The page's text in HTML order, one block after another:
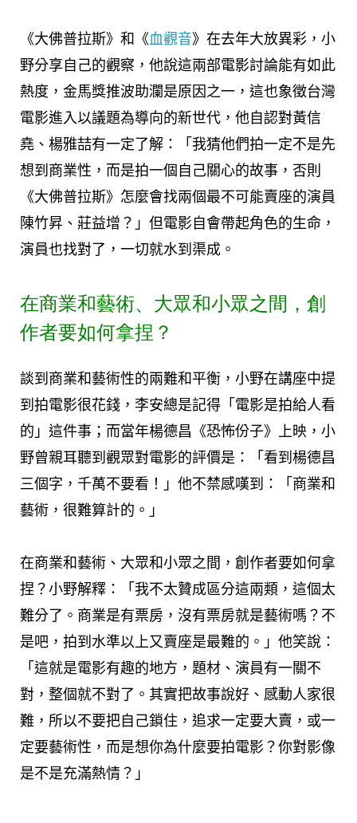
《大佛普拉斯》和《血觀音》在去年大放異彩，小
野分享自己的觀察，他說這兩部電影討論能有如此
熱度，金馬獎推波助瀾是原因之一，這也象徵台灣
電影進入以議題為導向的新世代，他自認對黃信
堯、楊雅喆有一定了解：「我猜他們拍一定不是先
想到商業性，而是拍一個自己關心的故事，否則
《大佛普拉斯》怎麼會找兩個最不可能賣座的演員
陳竹昇、莊益增？」但電影自會帶起角色的生命，
演員也找對了，一切就水到渠成。
在商業和藝術、大眾和小眾之間，創
作者要如何拿捏？
談到商業和藝術性的兩難和平衡，小野在講座中提
到拍電影很花錢，李安總是記得「電影是拍給人看
的」這件事；而當年楊德昌《恐怖份子》上映，小
野曾親耳聽到觀眾對電影的評價是：「看到楊德昌
三個字，千萬不要看！」他不禁感嘆到：「商業和
藝術，很難算計的。」
在商業和藝術、大眾和小眾之間，創作者要如何拿
捏？小野解釋：「我不太贊成區分這兩類，這個太
難分了。商業是有票房，沒有票房就是藝術嗎？不
是吧，拍到水準以上又賣座是最難的。」他笑說：
「這就是電影有趣的地方，題材、演員有一關不
對，整個就不對了。其實把故事說好、感動人家很
難，所以不要把自己鎖住，追求一定要大賣，或一
定要藝術性，而是想你為什麼要拍電影？你對影像
是不是充滿熱情？」